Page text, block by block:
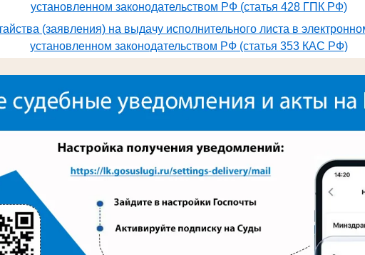
установленном законодательством РФ (статья 428 ГПК РФ)
(заявления) на выдачу исполнительного листа в
установленном законодательством РФ (статья 353 КАС РФ)